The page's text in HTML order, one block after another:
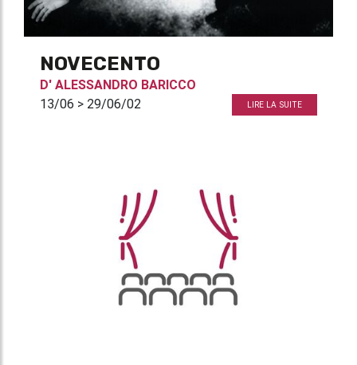
NOVECENTO
D' ALESSANDRO BARICCO
13/06 > 29/06/02
LIRE LA SUITE